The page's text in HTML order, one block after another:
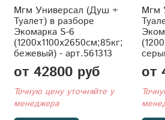
Мгм Универсал (Душ +
Туалет) в разборе
Экомарка S-6
(1200x1100x2650см;85кг;
бежевый) - арт.561313
от 42800 руб
Точную цену уточняйте у
менеджера
Мгм
от